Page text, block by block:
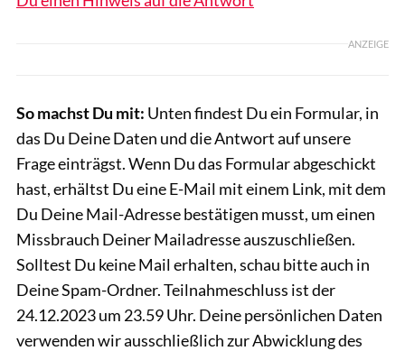
ANZEIGE
So machst Du mit: Unten findest Du ein Formular, in
das Du Deine Daten und die Antwort auf unsere
Frage einträgst. Wenn Du das Formular abgeschickt
hast, erhältst Du eine E-Mail mit einem Link, mit dem
Du Deine Mail-Adresse bestätigen musst, um einen
Missbrauch Deiner Mailadresse auszuschließen.
Solltest Du keine Mail erhalten, schau bitte auch in
Deine Spam-Ordner. Teilnahmeschluss ist der
24.12.2023 um 23.59 Uhr. Deine persönlichen Daten
verwenden wir ausschließlich zur Abwicklung des